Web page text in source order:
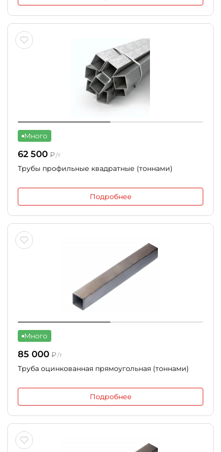
Много
62 500 ₽/т
Трубы профильные квадратные (тоннами)
Подробнее
Много
85 000 ₽/т
Труба оцинкованная прямоугольная (тоннами)
Подробнее